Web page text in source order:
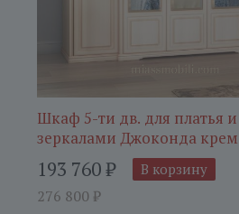
Шкаф 5-ти дв. для платья и
зеркалами Джоконда крем
193 760₽
276 800 ₽
В корзину